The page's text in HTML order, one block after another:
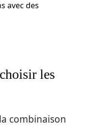
avec des
les
combinaison